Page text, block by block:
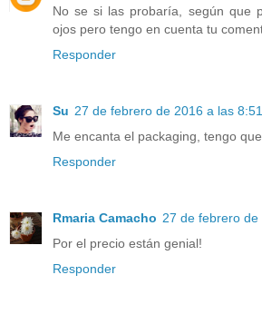
No se si las probaría, según que
ojos pero tengo en cuenta tu
Responder
Su 27 de febrero de 2016 a las 8:51
Me encanta el packaging, tengo
Responder
Rmaria Camacho 27 de febrero de
Por el precio están genial!
Responder